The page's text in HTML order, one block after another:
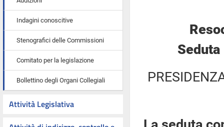
Indagini conoscitive
Stenografici delle Commissioni
Comitato per la legislazione
Bollettino degli Organi Collegiali
Attività Legislativa